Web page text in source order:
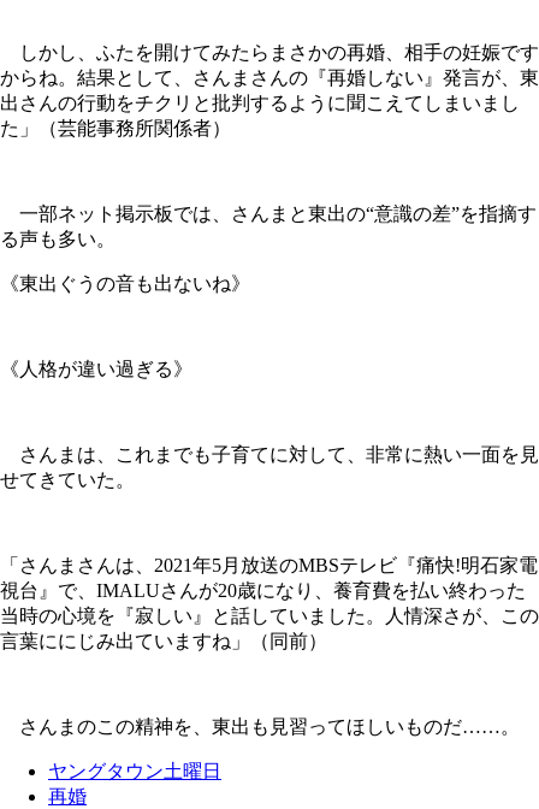
しかし、ふたを開けてみたらまさかの再婚、相手の妊娠です
からね。結果として、さんまさんの『再婚しない』発言が、東
出さんの行動をチクリと批判するように聞こえてしまいまし
た」（芸能事務所関係者）
一部ネット掲示板では、さんまと東出の“意識の差”を指摘す
る声も多い。
《東出ぐうの音も出ないね》
《人格が違い過ぎる》
さんまは、これまでも子育てに対して、非常に熱い一面を見
せてきていた。
「さんまさんは、2021年5月放送のMBSテレビ『痛快!明石家電
視台』で、IMALUさんが20歳になり、養育費を払い終わった
当時の心境を『寂しい』と話していました。人情深さが、この
言葉ににじみ出ていますね」（同前）
さんまのこの精神を、東出も見習ってほしいものだ……。
ヤングタウン土曜日
再婚